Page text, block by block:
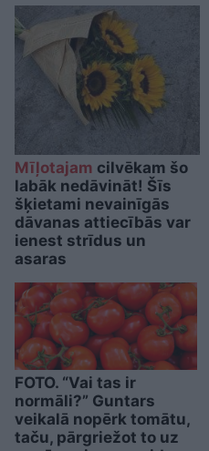
Mīļotajam cilvēkam šo
labāk nedāvināt! Šīs
šķietami nevainīgās
dāvanas attiecībās var
ienest strīdus un
asaras
FOTO. “Vai tas ir
normāli?” Guntars
veikalā nopērk tomātu,
taču, pārgriežot to uz